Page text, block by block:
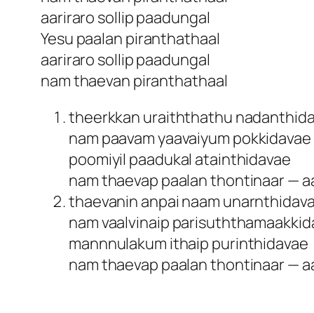
aariraro sollip paadungal
Yesu paalan piranthathaal
aariraro sollip paadungal
nam thaevan piranthathaal
theerkkan uraiththathu
nam paavam yaavaiyum pokkidavae
poomiyil paadukal atainthidavae
nam thaevap paalan thontinaar —
thaevanin anpai naam
nam vaalvinaip
mannnulakum ithaip purinthidavae
nam thaevap paalan thontinaar —